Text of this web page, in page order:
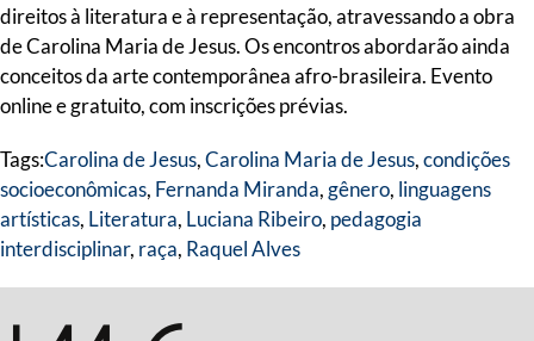
direitos à literatura e à representação, atravessando a obra
de Carolina Maria de Jesus. Os encontros abordarão ainda
conceitos da arte contemporânea afro-brasileira. Evento
online e gratuito, com inscrições prévias.
Tags:Carolina de Jesus,Carolina Maria de Jesus,condições
socioeconômicas, Fernanda Miranda, gênero, linguagens
artísticas, Literatura, Luciana Ribeiro, pedagogia
interdisciplinar, raça, Raquel Alves